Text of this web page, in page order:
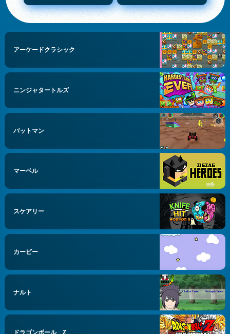
アーケードクラシック
ニンジャタートルズ
バットマン
マーベル
スケアリー
カービー
ナルト